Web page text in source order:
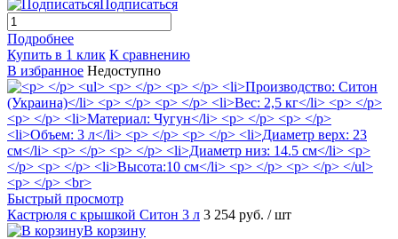
Подписаться
Подробнее
Купить в 1 клик К сравнению
В избранное Недоступно
Быстрый просмотр
Кастрюля с крышкой Ситон 3 л 3 254 руб. / шт
В корзину